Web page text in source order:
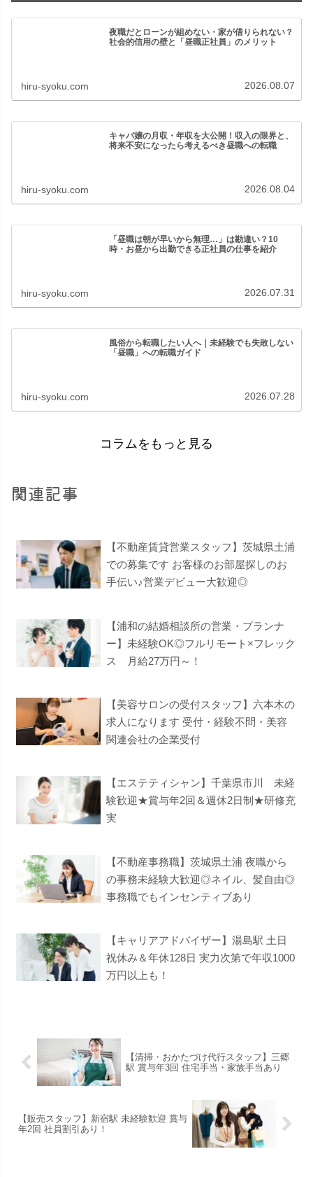
夜職だとローンが組めない・家が借りられない？
社会的信用の壁と「昼職正社員」のメリット
hiru-syoku.com 2026.08.07
キャバ嬢の月収・年収を大公開！収入の限界と、
将来不安になったら考えるべき昼職への転職
hiru-syoku.com 2026.08.04
「昼職は朝が早いから無理…」は勘違い？10
時・お昼から出勤できる正社員の仕事を紹介
hiru-syoku.com 2026.07.31
風俗から転職したい人へ｜未経験でも失敗しない
「昼職」への転職ガイド
hiru-syoku.com 2026.07.28
コラムをもっと見る
関連記事
【不動産賃貸営業スタッフ】茨城県土浦
での募集です お客様のお部屋探しのお
手伝い♪営業デビュー大歓迎◎
【浦和の結婚相談所の営業・プランナ
ー】未経験OK◎フルリモート×フレック
ス 月給27万円～！
【美容サロンの受付スタッフ】六本木の
求人になります 受付・経験不問・美容
関連会社の企業受付
【エステティシャン】千葉県市川 未経
験歓迎★賞与年2回＆週休2日制★研修充
実
【不動産事務職】茨城県土浦 夜職から
の事務未経験大歓迎◎ネイル、髪自由◎
事務職でもインセンティブあり
【キャリアアドバイザー】湯島駅 土日
祝休み＆年休128日 実力次第で年収1000
万円以上も！
【清掃・おかたづけ代行スタッフ】三郷
駅 賞与年3回 住宅手当・家族手当あり
【販売スタッフ】新宿駅 未経験歓迎 賞与
年2回 社員割引あり！